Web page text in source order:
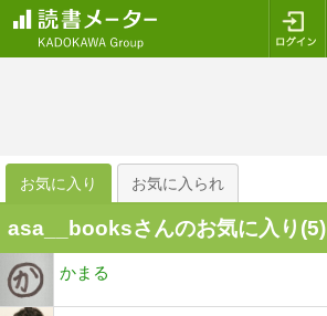
お気に入り お気に入られ
asa__booksさんのお気に入り(5)
かまる